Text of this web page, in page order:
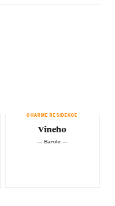
CHARME RESIDENCE
Vineho
— Barolo —